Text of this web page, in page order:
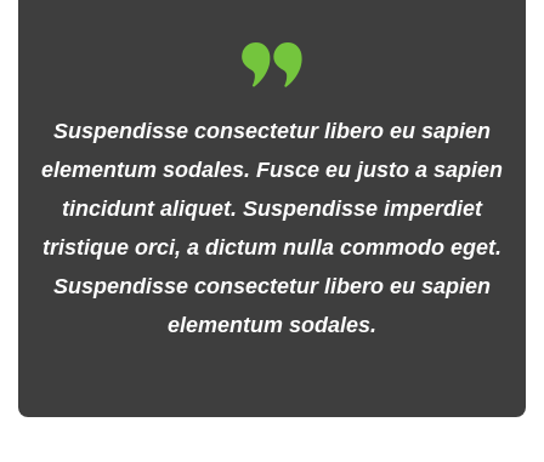
Suspendisse consectetur libero eu sapien
elementum sodales. Fusce eu justo a sapien
tincidunt aliquet. Suspendisse imperdiet
tristique orci, a dictum nulla commodo eget.
Suspendisse consectetur libero eu sapien
elementum sodales.